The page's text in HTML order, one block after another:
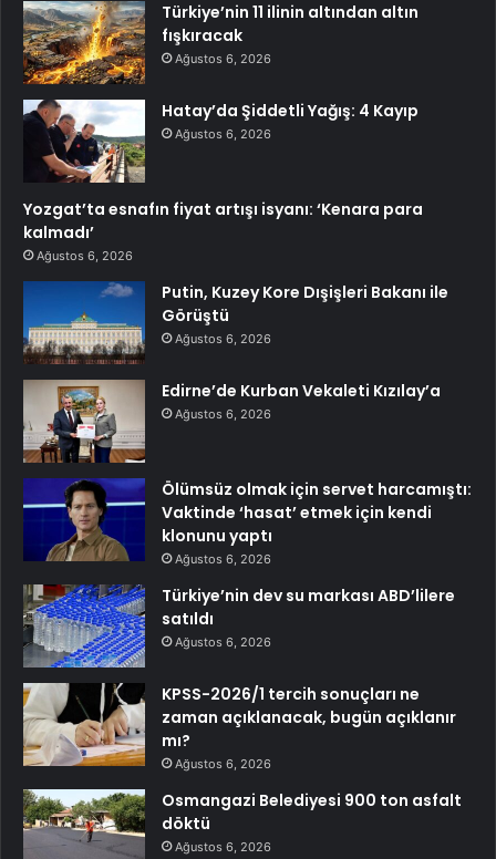
Türkiye’nin 11 ilinin altından altın
fışkıracak
Ağustos 6, 2026
Hatay’da Şiddetli Yağış: 4 Kayıp
Ağustos 6, 2026
Yozgat’ta esnafın fiyat artışı isyanı: ‘Kenara para
kalmadı’
Ağustos 6, 2026
Putin, Kuzey Kore Dışişleri Bakanı ile
Görüştü
Ağustos 6, 2026
Edirne’de Kurban Vekaleti Kızılay’a
Ağustos 6, 2026
Ölümsüz olmak için servet harcamıştı:
Vaktinde ‘hasat’ etmek için kendi
klonunu yaptı
Ağustos 6, 2026
Türkiye’nin dev su markası ABD’lilere
satıldı
Ağustos 6, 2026
KPSS-2026/1 tercih sonuçları ne
zaman açıklanacak, bugün açıklanır
mı?
Ağustos 6, 2026
Osmangazi Belediyesi 900 ton asfalt
döktü
Ağustos 6, 2026